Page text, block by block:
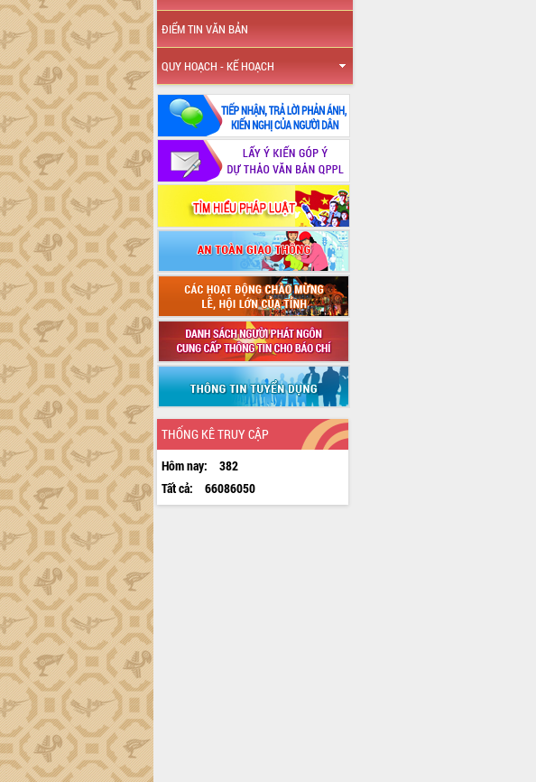
ĐIỂM TIN VĂN BẢN
QUY HOẠCH - KẾ HOẠCH
THỐNG KÊ TRUY CẬP
Hôm nay:
382
Tất cả:
66086050